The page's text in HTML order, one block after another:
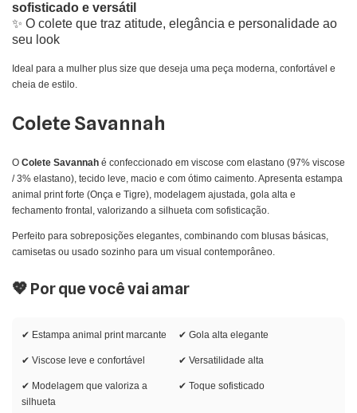
sofisticado e versátil
✨ O colete que traz atitude, elegância e personalidade ao
seu look
Ideal para a mulher plus size que deseja uma peça moderna, confortável e
cheia de estilo.
Colete Savannah
O Colete Savannah é confeccionado em viscose com elastano (97% viscose
/ 3% elastano), tecido leve, macio e com ótimo caimento. Apresenta estampa
animal print forte (Onça e Tigre), modelagem ajustada, gola alta e
fechamento frontal, valorizando a silhueta com sofisticação.
Perfeito para sobreposições elegantes, combinando com blusas básicas,
camisetas ou usado sozinho para um visual contemporâneo.
💖 Por que você vai amar
✔ Estampa animal print marcante
✔ Viscose leve e confortável
✔ Modelagem que valoriza a
silhueta
✔ Gola alta elegante
✔ Versatilidade alta
✔ Toque sofisticado